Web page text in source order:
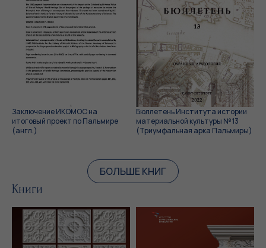
Заключение ИКОМОС на
итоговый проект по Пальмире
(англ.)
Бюллетень Института истории
материальной культуры № 13
(Триумфальная арка Пальмиры)
БОЛЬШЕ КНИГ
Книги